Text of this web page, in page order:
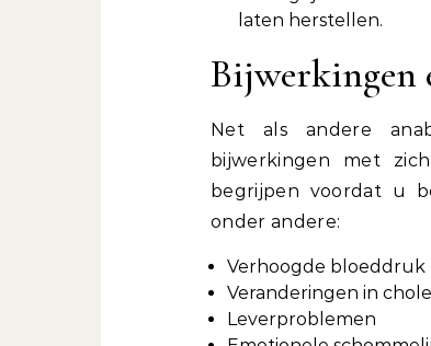
laten herstellen.
Bijwerkingen
Net als andere
bijwerkingen met
begrijpen voordat u
onder andere:
Verhoogde bloeddruk
Veranderingen in
Leverproblemen